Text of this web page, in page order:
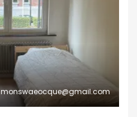
monswaeocque@gmail.com